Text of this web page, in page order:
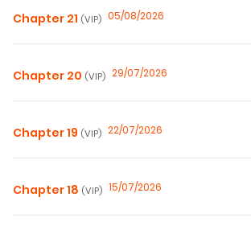
Chapter 21 (VIP) 05/08/2026
Chapter 20 (VIP) 29/07/2026
Chapter 19 (VIP) 22/07/2026
Chapter 18 (VIP) 15/07/2026